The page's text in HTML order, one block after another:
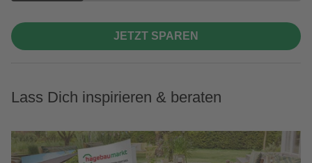
JETZT SPAREN
Lass Dich inspirieren & beraten